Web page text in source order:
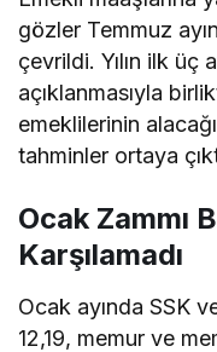
gözler Temmuz
çevrildi. Yılın ilk üç
açıklanmasıyla
emeklilerinin
tahminler ortaya
Ocak Zammı
Karşılamadı
Ocak ayında SSK
12,19, memur ve